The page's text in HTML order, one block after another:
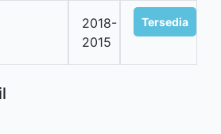
2018-
2015
Tersedia